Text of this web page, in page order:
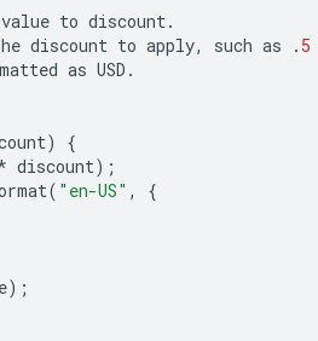
value to discount.
discount to apply, such as . 5
as USD .
)
{
discount);
( "en-US" ,
{
);